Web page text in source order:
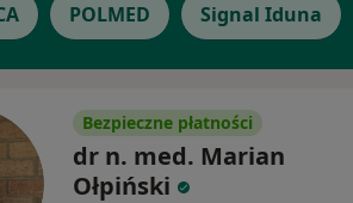
POLMED Signal Iduna
Bezpieczne płatności
dr n. med. Marian
Ołpiński